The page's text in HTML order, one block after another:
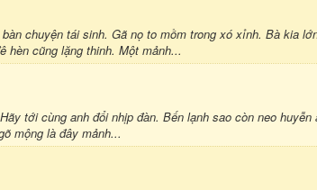
chuyện tái sinh. Gã nọ to mồm trong xó xỉnh. Bà kia
hèn cũng lặng thinh. Một mảnh...
tới cùng anh đổi nhịp đàn. Bến lạnh sao còn neo huyễn
mộng là đây mảnh...